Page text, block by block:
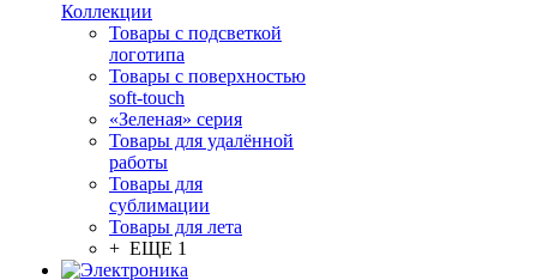
Коллекции
Товары с подсветкой
логотипа
Товары с поверхностью
soft-touch
«Зеленая» серия
Товары для удалённой
работы
Товары для
сублимации
Товары для лета
+ ЕЩЕ 1